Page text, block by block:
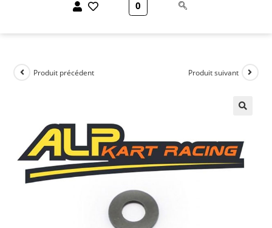
0
Produit précédent Produit suivant